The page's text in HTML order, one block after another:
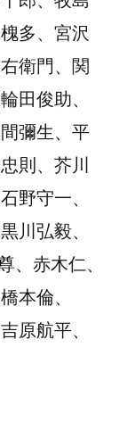
多、宮沢
衛門、関
田俊助、
彌生、平
則、芥川
野守一、
川弘毅、
、赤木仁、
本倫、
原航平、